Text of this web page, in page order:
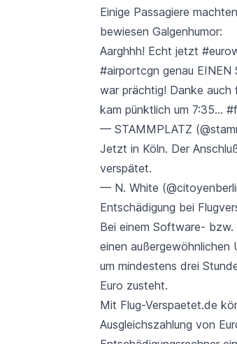
Einige Passagiere
bewiesen Galgenhumor:
Aarghhh! Echt jetzt
#airportcgn genau EINEN
war prächtig! Danke auch
kam pünktlich um 7:35...
— STAMMPLATZ
Jetzt in Köln. Der
verspätet.
— N. White
Entschädigung bei
Bei einem Software-
einen außergewöhnlichen
um mindestens drei
Euro zusteht.
Mit Flug-Verspaetet.de
Ausgleichszahlung von